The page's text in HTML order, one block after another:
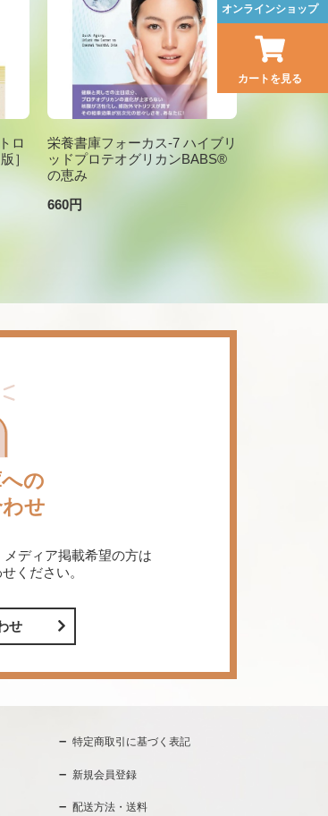
オンラインショップ
カートを見る
ロ
］
栄養書庫フォーカス-7 ハイブリ
ッドプロテオグリカンBABS®
の恵み
660円
の
せ
メディア掲載希望の方は
ください。
せ
特定商取引に基づく表記
新規会員登録
配送方法・送料